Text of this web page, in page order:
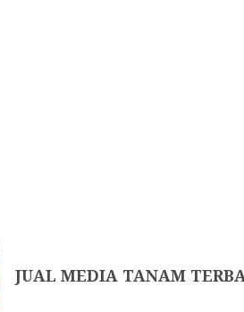
JUAL MEDIA TANAM